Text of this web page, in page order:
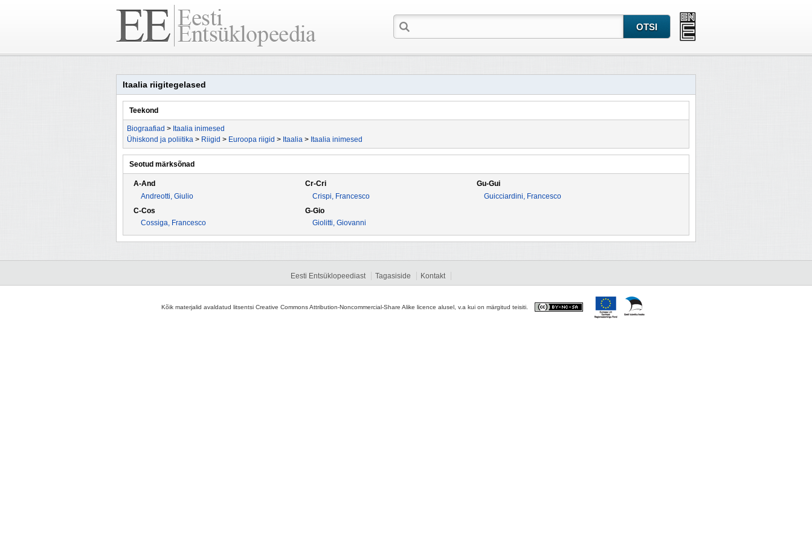
Itaalia riigitegelased
Teekond
Biograafiad > Itaalia inimesed
Ühiskond ja poliitika > Riigid > Euroopa riigid > Itaalia > Itaalia inimesed
Seotud märksõnad
A-And
Andreotti, Giulio
C-Cos
Cossiga, Francesco
Cr-Cri
Crispi, Francesco
G-Gio
Giolitti, Giovanni
Gu-Gui
Guicciardini, Francesco
Eesti Entsüklopeediast Tagasiside Kontakt
Kõik materjalid avaldatud litsentsi Creative Commons Attribution-Noncommercial-Share Alike licence alusel, v.a kui on märgitud teisiti.